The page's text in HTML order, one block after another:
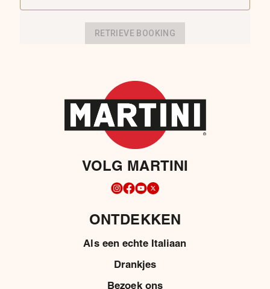
VOLG MARTINI
ONTDEKKEN
Als een echte Italiaan
Drankjes
Bezoek ons